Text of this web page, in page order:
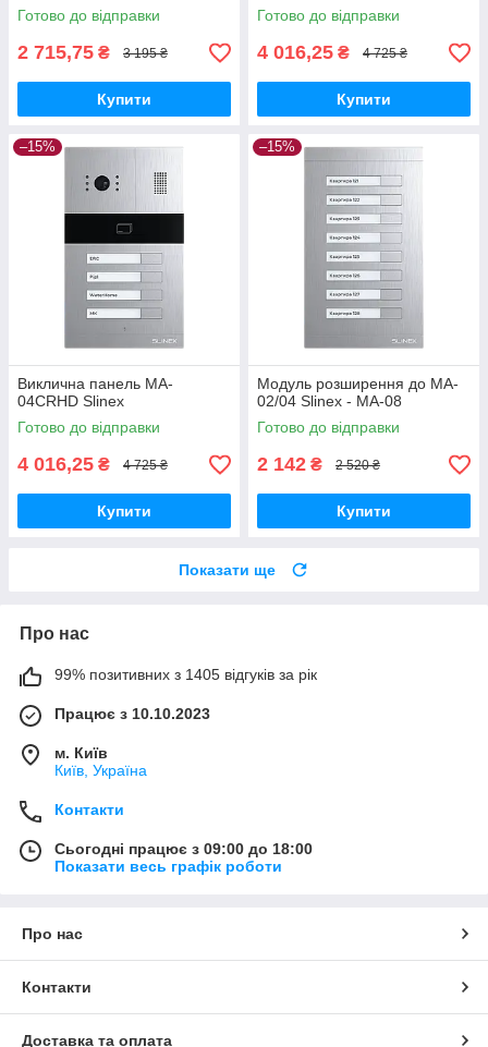
Готово до відправки
2 715,75 ₴ 3 195 ₴
Купити
Готово до відправки
4 016,25 ₴ 4 725 ₴
Купити
–15%
Виклична панель MA-
04CRHD Slinex
Готово до відправки
4 016,25 ₴ 4 725 ₴
Купити
–15%
Модуль розширення до MA-
02/04 Slinex - MA-08
Готово до відправки
2 142 ₴ 2 520 ₴
Купити
Показати ще
Про нас
99% позитивних з 1405 відгуків за рік
Працює з 10.10.2023
м. Київ
Київ, Україна
Контакти
Сьогодні працює з 09:00 до 18:00
Показати весь графік роботи
Про нас
Контакти
Доставка та оплата